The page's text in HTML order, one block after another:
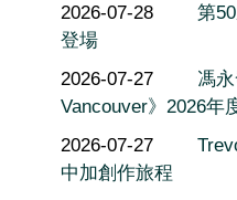
2026-07-28
第
登場
2026-07-27
馮
Vancouver》2026年
2026-07-27
中加創作旅程